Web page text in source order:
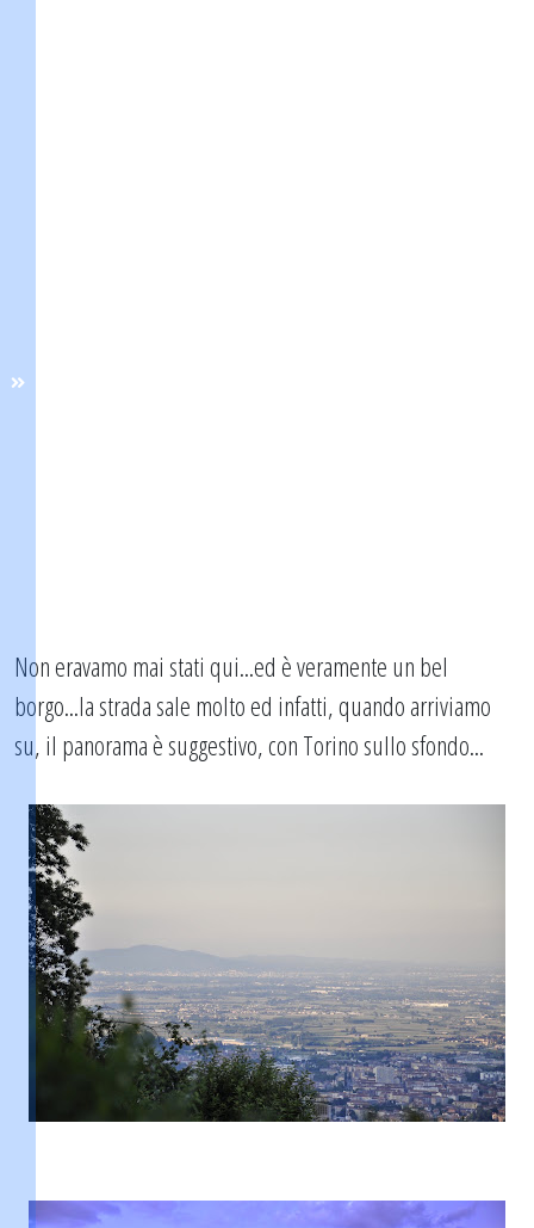
Non eravamo mai stati qui...ed è veramente un bel
borgo...la strada sale molto ed infatti, quando arriviamo
su, il panorama è suggestivo, con Torino sullo sfondo...